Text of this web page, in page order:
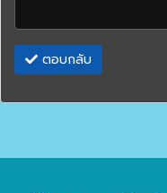
ตอบกลับ